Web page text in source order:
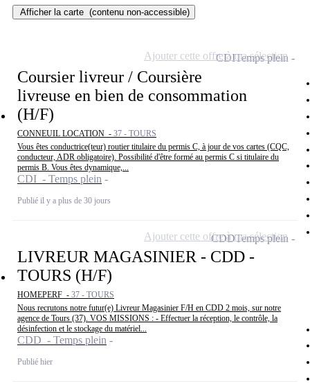
Afficher la carte (contenu non-accessible)
Coursier livreur / Coursière
livreuse en bien de consommation
(H/F)
CONNEUIL LOCATION - 37 - TOURS
Vous êtes conductrice(teur) routier titulaire du permis C, à jour de vos cartes (CQC,
conducteur, ADR obligatoire). Possibilité d'être formé au permis C si titulaire du
permis B. Vous êtes dynamique,...
CDI - Temps plein
Publié il y a plus de 30 jours
CDITemps plein
Ajouter cette offre à ma sélection
LIVREUR MAGASINIER - CDD -
TOURS (H/F)
HOMEPERF - 37 - TOURS
Nous recrutons notre futur(e) Livreur Magasinier F/H en CDD 2 mois, sur notre
agence de Tours (37). VOS MISSIONS : - Effectuer la réception, le contrôle, la
désinfection et le stockage du matériel...
CDD - Temps plein
Publié hier
CDDTemps plein
Ajouter cette offre à ma sélection